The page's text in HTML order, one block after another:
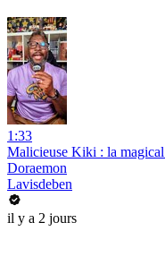
1:33
Malicieuse Kiki : la
Doraemon
Lavisdeben
il y a 2 jours